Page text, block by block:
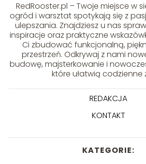
RedRooster.pl – Twoje miejsce w
ogród i warsztat spotykają się z
ulepszania. Znajdziesz u nas
inspiracje oraz praktyczne
Ci zbudować funkcjonalną,
przestrzeń. Odkrywaj z nami
budowę, majsterkowanie i
które ułatwią codzienne
REDAKCJA
KONTAKT
KATEGORIE: